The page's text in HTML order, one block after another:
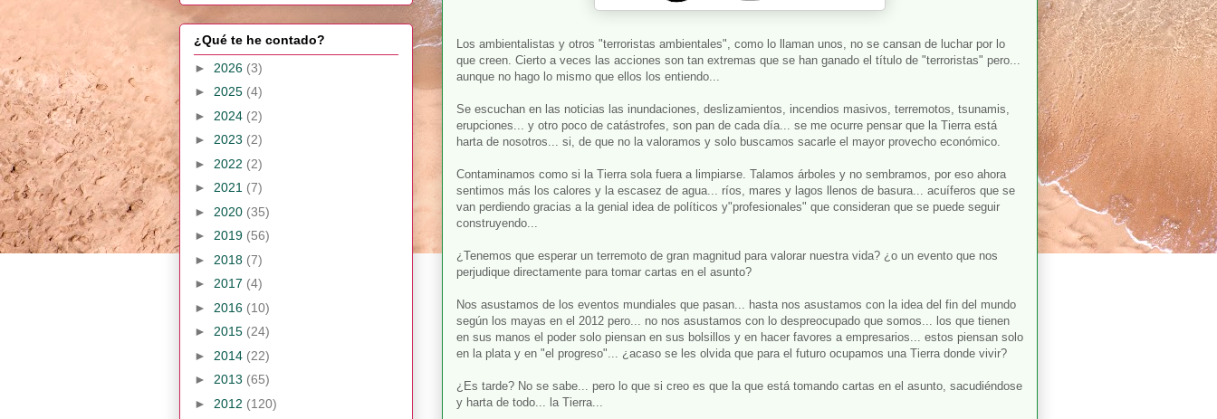
Los ambientalistas y otros "terroristas ambientales", como lo llaman unos, no se cansan de luchar por lo
que creen. Cierto a veces las acciones son tan extremas que se han ganado el título de "terroristas" pero...
aunque no hago lo mismo que ellos los entiendo...
Se escuchan en las noticias las inundaciones, deslizamientos, incendios masivos, terremotos, tsunamis,
erupciones... y otro poco de catástrofes, son pan de cada día... se me ocurre pensar que la Tierra está
harta de nosotros... si, de que no la valoramos y solo buscamos sacarle el mayor provecho económico.
Contaminamos como si la Tierra sola fuera a limpiarse. Talamos árboles y no sembramos, por eso ahora
sentimos más los calores y la escasez de agua... ríos, mares y lagos llenos de basura... acuíferos que se
van perdiendo gracias a la genial idea de políticos y"profesionales" que consideran que se puede seguir
construyendo...
¿Tenemos que esperar un terremoto de gran magnitud para valorar nuestra vida? ¿o un evento que nos
perjudique directamente para tomar cartas en el asunto?
Nos asustamos de los eventos mundiales que pasan... hasta nos asustamos con la idea del fin del mundo
según los mayas en el 2012 pero... no nos asustamos con lo despreocupado que somos... los que tienen
en sus manos el poder solo piensan en sus bolsillos y en hacer favores a empresarios... estos piensan solo
en la plata y en "el progreso"... ¿acaso se les olvida que para el futuro ocupamos una Tierra donde vivir?
¿Es tarde? No se sabe... pero lo que si creo es que la que está tomando cartas en el asunto, sacudiéndose
y harta de todo... la Tierra...
¿Qué te he contado?
► 2026 (3)
► 2025 (4)
► 2024 (2)
► 2023 (2)
► 2022 (2)
► 2021 (7)
► 2020 (35)
► 2019 (56)
► 2018 (7)
► 2017 (4)
► 2016 (10)
► 2015 (24)
► 2014 (22)
► 2013 (65)
► 2012 (120)